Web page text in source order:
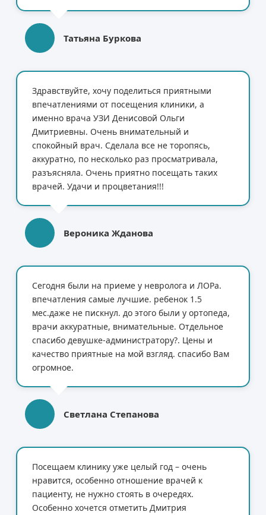
Татьяна Буркова
Здравствуйте, хочу поделиться приятными
впечатлениями от посещения клиники, а
именно врача УЗИ Денисовой Ольги
Дмитриевны. Очень внимательный и
спокойный врач. Сделала все не торопясь,
аккуратно, по несколько раз просматривала,
разъясняла. Очень приятно посещать таких
врачей. Удачи и процветания!!!
Вероника Жданова
Сегодня были на приеме у невролога и ЛОРа.
впечатления самые лучшие. ребенок 1.5
мес.даже не пискнул. до этого были у ортопеда,
врачи аккуратные, внимательные. Отдельное
спасибо девушке-администратору?. Цены и
качество приятные на мой взгляд. спасибо Вам
огромное.
Светлана Степанова
Посещаем клинику уже целый год – очень
нравится, особенно отношение врачей к
пациенту, не нужно стоять в очередях.
Особенно хочется отметить Дмитрия